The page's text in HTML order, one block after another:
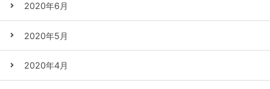
2020年6月
2020年5月
2020年4月